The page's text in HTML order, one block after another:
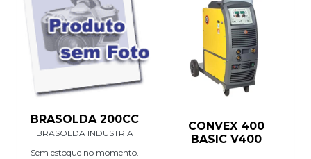
BRASOLDA 200CC
BRASOLDA INDUSTRIA
Sem estoque no momento.
CONVEX 400
BASIC V400